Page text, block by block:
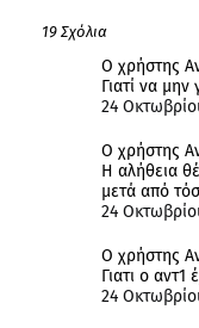
19 Σχόλια
Ο χρήστης
Γιατί να μην
24
Ο χρήστης
Η αλήθεια
μετά από
24
Ο χρήστης
Γιατι ο
24